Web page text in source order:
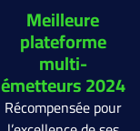
Meilleure
plateforme
multi-
émetteurs 2024
Récompensée pour